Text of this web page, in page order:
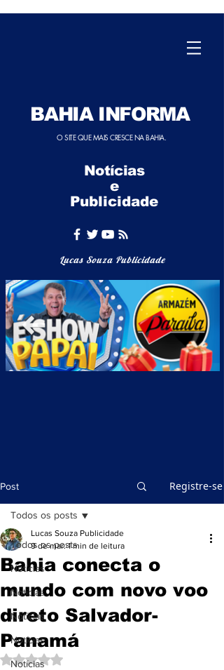
BAHIA INFORMA
O SITE QUE MAIS CRESCE NA BAHIA.
Notícias
e
Publicidade
Lucas Souza Publicidade
Post Registre-se
Todos os posts
Notícias
Notícias
Notícias
Notícias
Notícias
Todos os posts
Bahia conecta o
mundo com novo voo
direto Salvador-
Panamá
Lucas Souza Publicidade
9 de mar. 1 min de leitura
Avaliado com NaN de 5 estrelas.